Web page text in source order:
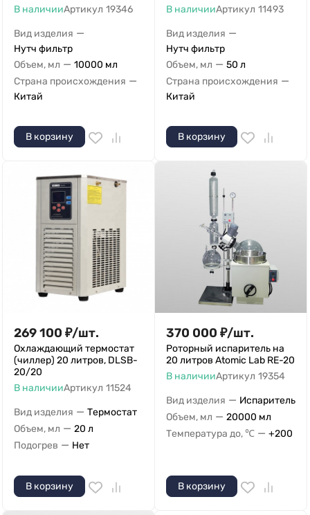
В наличииАртикул 19346
Вид изделия —
Нутч фильтр
Объем, мл — 10000 мл
Страна происхождения —
Китай
В корзину
В наличииАртикул 11493
Вид изделия —
Нутч фильтр
Объем, мл — 50 л
Страна происхождения —
Китай
В корзину
269 100 ₽/шт.
Охлаждающий термостат
(чиллер) 20 литров, DLSB-
20/20
В наличииАртикул 11524
Вид изделия — Термостат
Объем, мл — 20 л
Подогрев — Нет
В корзину
370 000 ₽/шт.
Роторный испаритель на
20 литров Atomic Lab RE-20
В наличииАртикул 19354
Вид изделия — Испаритель
Объем, мл — 20000 мл
Температура до, ℃ — +200
В корзину